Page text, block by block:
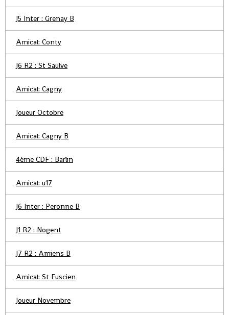
J5 Inter : Grenay B
Amical: Conty
J6 R2 : St Saulve
Amical: Cagny
Joueur Octobre
Amical: Cagny B
4ème CDF : Barlin
Amical: u17
J6 Inter : Peronne B
J1 R2 : Nogent
J7 R2 : Amiens B
Amical: St Fuscien
Joueur Novembre